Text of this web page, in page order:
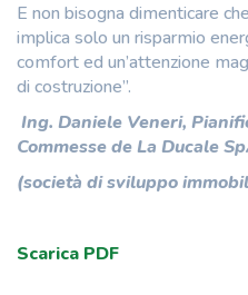
E non bisogna dimenticare
implica solo un risparmio
comfort ed un’attenzione
di costruzione”.
Ing. Daniele Veneri,
Commesse de La Ducale
(società di sviluppo
Scarica PDF